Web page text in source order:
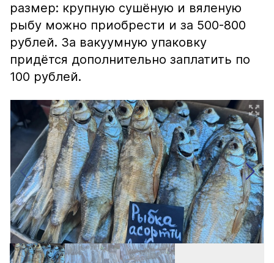
размер: крупную сушёную и вяленую
рыбу можно приобрести и за 500-800
рублей. За вакуумную упаковку
придётся дополнительно заплатить по
100 рублей.